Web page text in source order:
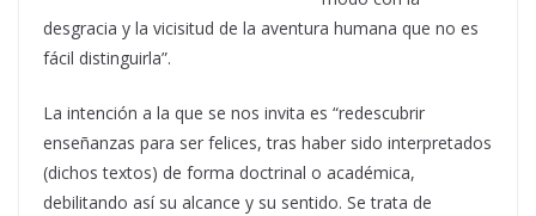
desgracia y la vicisitud de la aventura humana que no es
fácil distinguirla”.
La intención a la que se nos invita es “redescubrir
enseñanzas para ser felices, tras haber sido interpretados
(dichos textos) de forma doctrinal o académica,
debilitando así su alcance y su sentido. Se trata de